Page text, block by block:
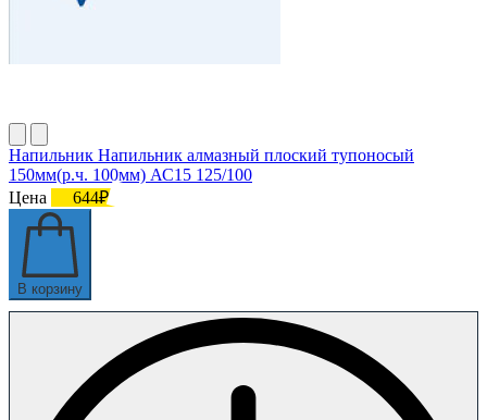
Напильник Напильник алмазный плоский тупоносый
150мм(р.ч. 100мм) АС15 125/100
Цена
644₽
В корзину